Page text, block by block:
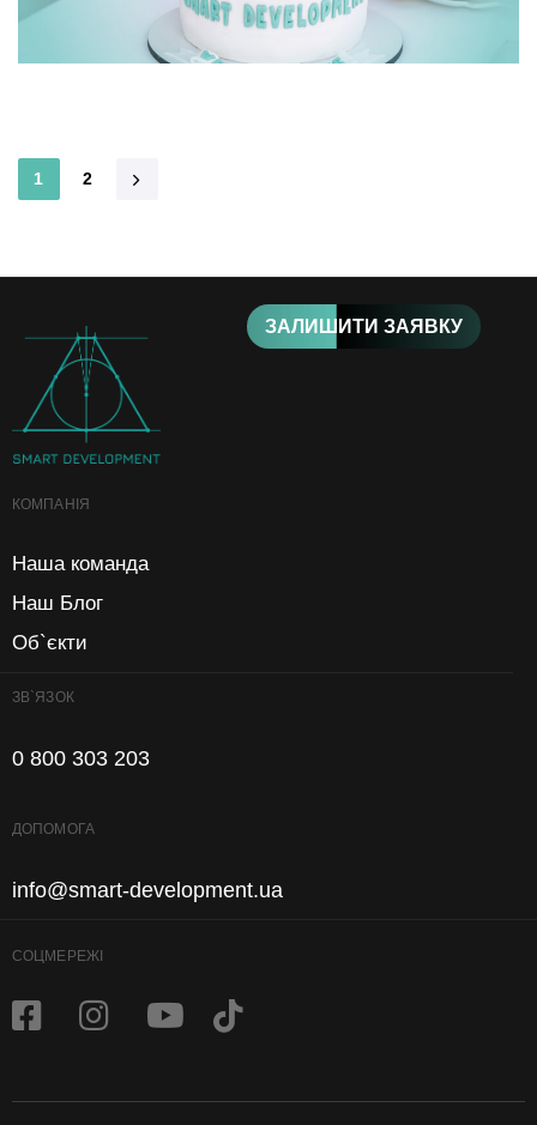
1 2
КОМПАНІЯ
Наша команда
Наш Блог
Об`єкти
ЗВ`ЯЗОК
0 800 303 203
ДОПОМОГА
info@smart-development.ua
СОЦМЕРЕЖІ
ЗАЛИШИТИ ЗАЯВКУ